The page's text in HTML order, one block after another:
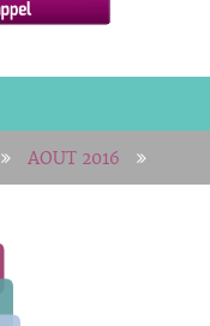
AOUT 2016